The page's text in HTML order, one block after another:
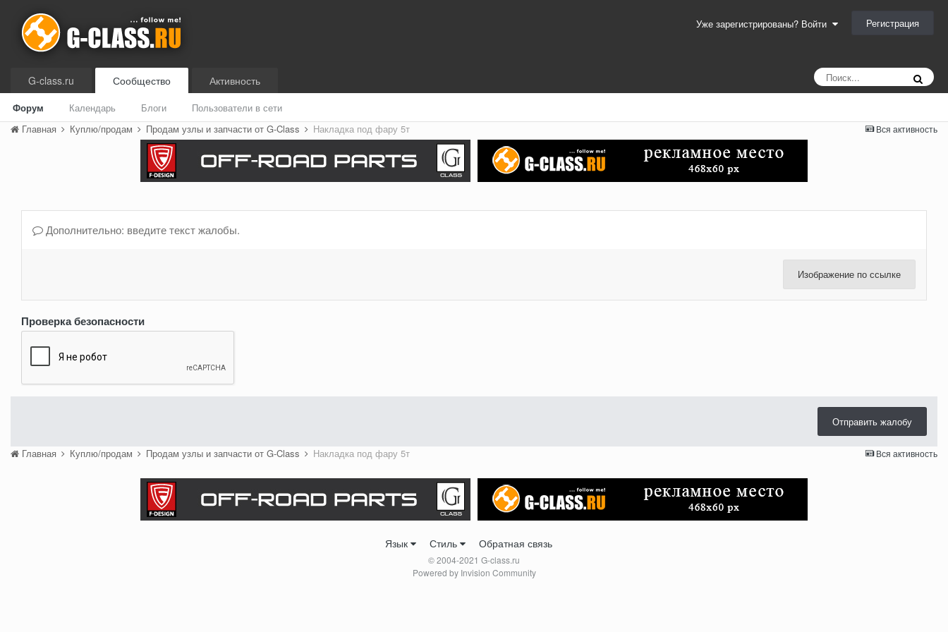
Уже зарегистрированы? Войти Регистрация
G-class.ru Сообщество
Форум Календарь Блоги Пользователи в сети
Активность
Вся активность
Главная Куплю/продам Продам узлы и запчасти от G-Class Накладка под фару 5т
Дополнительно: введите текст жалобы.
Изображение по ссылке
Проверка безопасности
Отправить жалобу
Вся активность
Главная Куплю/продам Продам узлы и запчасти от G-Class Накладка под фару 5т
Язык Стиль Обратная связь
© 2004-2021 G-class.ru
Powered by Invision Community